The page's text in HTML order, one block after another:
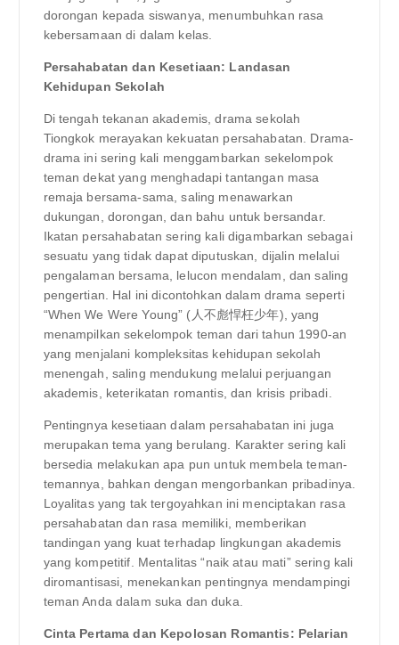
dorongan kepada siswanya, menumbuhkan rasa
kebersamaan di dalam kelas.
Persahabatan dan Kesetiaan: Landasan
Kehidupan Sekolah
Di tengah tekanan akademis, drama sekolah
Tiongkok merayakan kekuatan persahabatan. Drama-
drama ini sering kali menggambarkan sekelompok
teman dekat yang menghadapi tantangan masa
remaja bersama-sama, saling menawarkan
dukungan, dorongan, dan bahu untuk bersandar.
Ikatan persahabatan sering kali digambarkan sebagai
sesuatu yang tidak dapat diputuskan, dijalin melalui
pengalaman bersama, lelucon mendalam, dan saling
pengertian. Hal ini dicontohkan dalam drama seperti
“When We Were Young” (人不彪悍枉少年), yang
menampilkan sekelompok teman dari tahun 1990-an
yang menjalani kompleksitas kehidupan sekolah
menengah, saling mendukung melalui perjuangan
akademis, keterikatan romantis, dan krisis pribadi.
Pentingnya kesetiaan dalam persahabatan ini juga
merupakan tema yang berulang. Karakter sering kali
bersedia melakukan apa pun untuk membela teman-
temannya, bahkan dengan mengorbankan pribadinya.
Loyalitas yang tak tergoyahkan ini menciptakan rasa
persahabatan dan rasa memiliki, memberikan
tandingan yang kuat terhadap lingkungan akademis
yang kompetitif. Mentalitas “naik atau mati” sering kali
diromantisasi, menekankan pentingnya mendampingi
teman Anda dalam suka dan duka.
Cinta Pertama dan Kepolosan Romantis: Pelarian